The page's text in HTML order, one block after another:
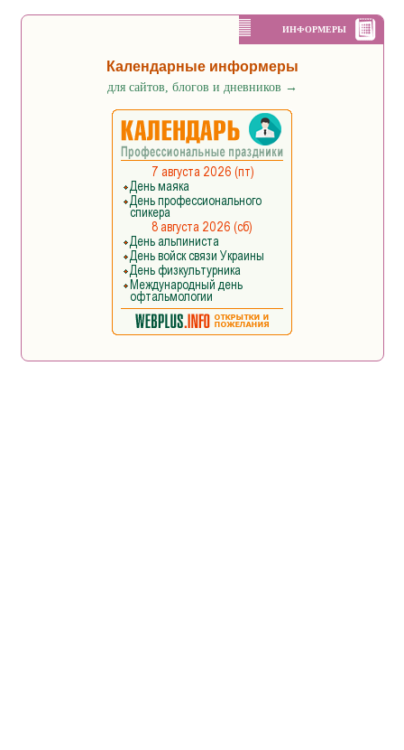
ИНФОРМЕРЫ
Календарные информеры
для сайтов, блогов и дневников →